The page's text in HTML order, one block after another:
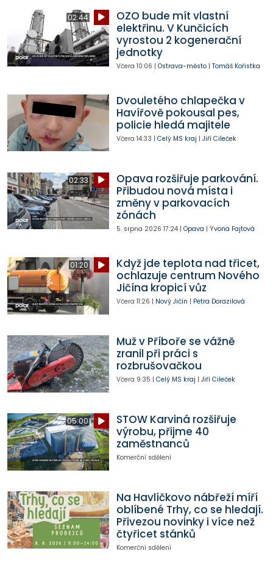
02:44
OZO bude mít vlastní
elektřinu. V Kunčicích
vyrostou 2 kogenerační
jednotky
Včera 10:06 | Ostrava-město| Tomáš Kořistka
Dvouletého chlapečka v
Havířově pokousal pes,
policie hledá majitele
Včera 14:33 | Celý MS kraj | Jiří Cileček
02:33
Opava rozšiřuje parkování.
Přibudou nová místa i
změny v parkovacích
zónách
5. srpna 2026 17:24| Opava | Yvona Fajtová
01:20
Když jde teplota nad třicet,
ochlazuje centrum Nového
Jičína kropicí vůz
Včera 11:26 | Nový Jičín | Petra Dorazilová
Muž v Příboře se vážně
zranil při práci s
rozbrušovačkou
Včera 9:35 | Celý MS kraj | Jiří Cileček
05:00
STOW Karviná rozšiřuje
výrobu, přijme 40
zaměstnanců
Komerční sdělení
Na Havlíčkovo nábřeží míří
oblíbené Trhy, co se hledají.
Přivezou novinky i více než
čtyřicet stánků
Komerční sdělení